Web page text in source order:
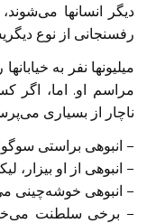
دیگر انسانها
رفسنجانی از نوع
میلیونها نفر به
مراسم او. اما، اگر
ناچار از بسیاری
– انبوهی براستی
– انبوهی از او بیزار،
– انبوهی خوشه‌چینی
– برخی سلطنت